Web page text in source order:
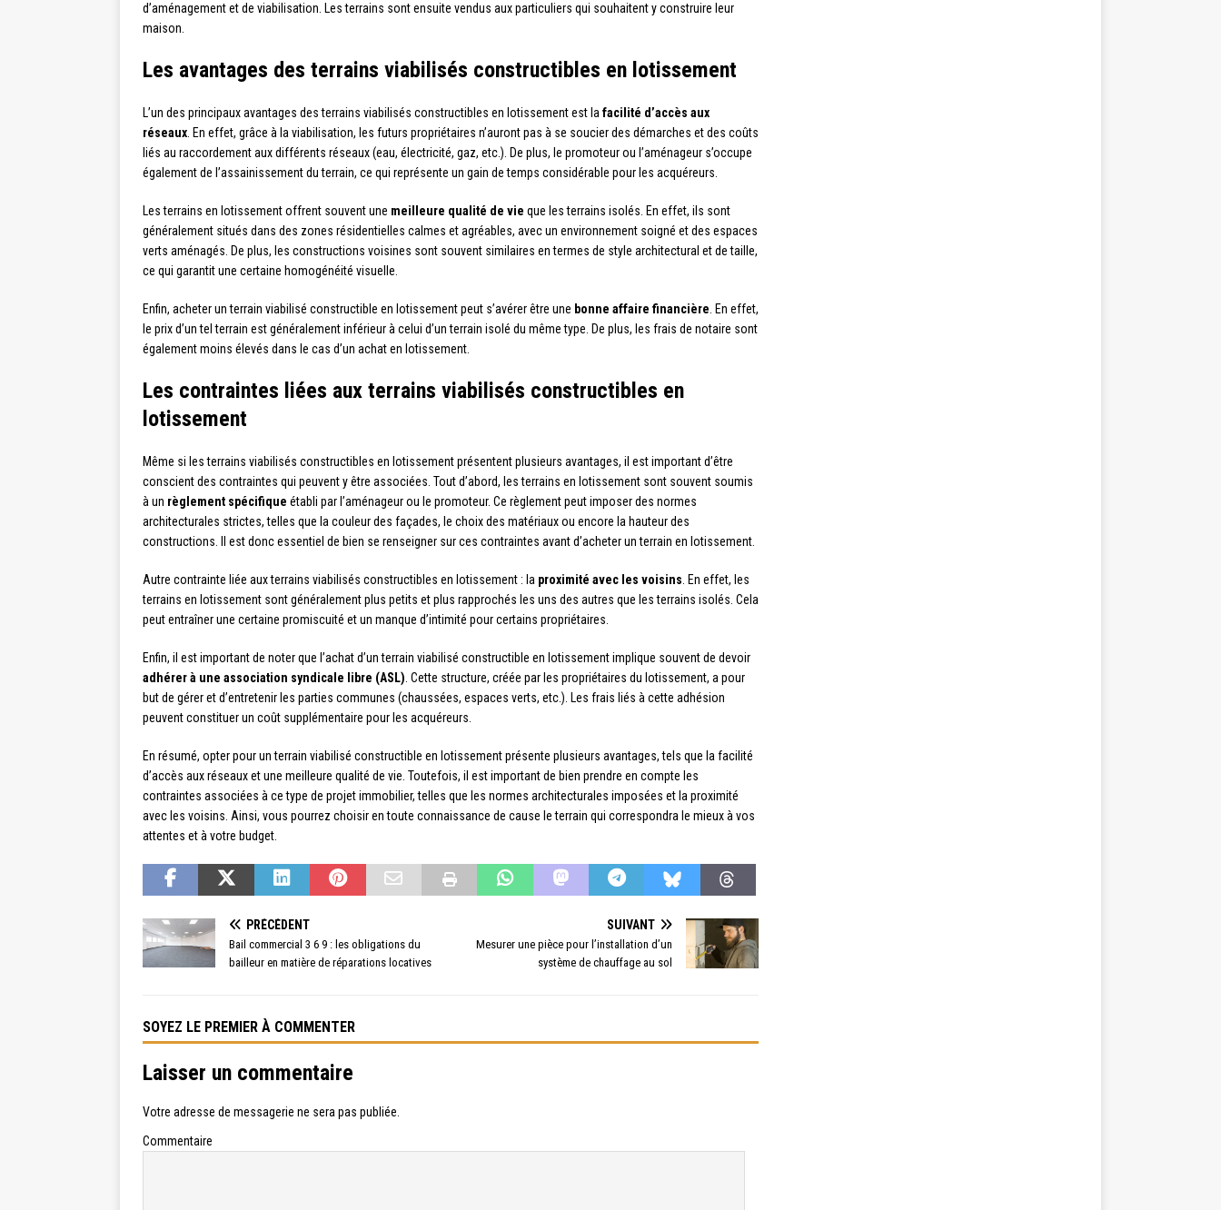
d’aménagement et de viabilisation. Les terrains sont ensuite vendus aux particuliers qui souhaitent y construire leur
maison.
Les avantages des terrains viabilisés constructibles en lotissement
L’un des principaux avantages des terrains viabilisés constructibles en lotissement est lafacilité d’accès aux
réseaux. En effet, grâce à la viabilisation, les futurs propriétaires n’auront pas à se soucier des démarches et des coûts
liés au raccordement aux différents réseaux (eau, électricité, gaz, etc.). De plus, le promoteur ou l’aménageur s’occupe
également de l’assainissement du terrain, ce qui représente un gain de temps considérable pour les acquéreurs.
Les terrains en lotissement offrent souvent une meilleure qualité de vie que les terrains isolés. En effet, ils sont
généralement situés dans des zones résidentielles calmes et agréables, avec un environnement soigné et des espaces
verts aménagés. De plus, les constructions voisines sont souvent similaires en termes de style architectural et de taille,
ce qui garantit une certaine homogénéité visuelle.
Enfin, acheter un terrain viabilisé constructible en lotissement peut s’avérer être une bonne affaire financière. En effet,
le prix d’un tel terrain est généralement inférieur à celui d’un terrain isolé du même type. De plus, les frais de notaire sont
également moins élevés dans le cas d’un achat en lotissement.
Les contraintes liées aux terrains viabilisés constructibles en
lotissement
Même si les terrains viabilisés constructibles en lotissement présentent plusieurs avantages, il est important d’être
conscient des contraintes qui peuvent y être associées. Tout d’abord, les terrains en lotissement sont souvent soumis
à un règlement spécifique établi par l’aménageur ou le promoteur. Ce règlement peut imposer des normes
architecturales strictes, telles que la couleur des façades, le choix des matériaux ou encore la hauteur des
constructions. Il est donc essentiel de bien se renseigner sur ces contraintes avant d’acheter un terrain en lotissement.
Autre contrainte liée aux terrains viabilisés constructibles en lotissement : la proximité avec les voisins. En effet, les
terrains en lotissement sont généralement plus petits et plus rapprochés les uns des autres que les terrains isolés. Cela
peut entraîner une certaine promiscuité et un manque d’intimité pour certains propriétaires.
Enfin, il est important de noter que l’achat d’un terrain viabilisé constructible en lotissement implique souvent de devoir
adhérer à une association syndicale libre (ASL). Cette structure, créée par les propriétaires du lotissement, a pour
but de gérer et d’entretenir les parties communes (chaussées, espaces verts, etc.). Les frais liés à cette adhésion
peuvent constituer un coût supplémentaire pour les acquéreurs.
En résumé, opter pour un terrain viabilisé constructible en lotissement présente plusieurs avantages, tels que la facilité
d’accès aux réseaux et une meilleure qualité de vie. Toutefois, il est important de bien prendre en compte les
contraintes associées à ce type de projet immobilier, telles que les normes architecturales imposées et la proximité
avec les voisins. Ainsi, vous pourrez choisir en toute connaissance de cause le terrain qui correspondra le mieux à vos
attentes et à votre budget.
PRÉCÉDENT
Bail commercial 3 6 9 : les obligations du
bailleur en matière de réparations locatives
SUIVANT
Mesurer une pièce pour l’installation d’un
système de chauffage au sol
SOYEZ LE PREMIER À COMMENTER
Laisser un commentaire
Votre adresse de messagerie ne sera pas publiée.
Commentaire